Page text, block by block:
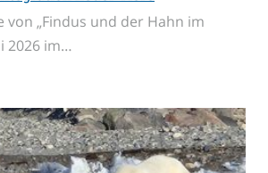
von „Findus und der Hahn im
2026 im…